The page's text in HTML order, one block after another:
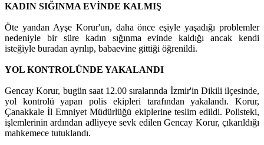
KADIN SIĞINMA EVİNDE KALMIŞ
Öte yandan Ayşe Korur'un, daha önce eşiyle yaşadığı problemler
nedeniyle bir süre kadın sığınma evinde kaldığı ancak kendi
isteğiyle buradan ayrılıp, babaevine gittiği öğrenildi.
YOL KONTROLÜNDE YAKALANDI
Gencay Korur, bugün saat 12.00 sıralarında İzmir'in Dikili ilçesinde,
yol kontrolü yapan polis ekipleri tarafından yakalandı. Korur,
Çanakkale İl Emniyet Müdürlüğü ekiplerine teslim edildi. Polisteki,
işlemlerinin ardından adliyeye sevk edilen Gencay Korur, çıkarıldığı
mahkemece tutuklandı.